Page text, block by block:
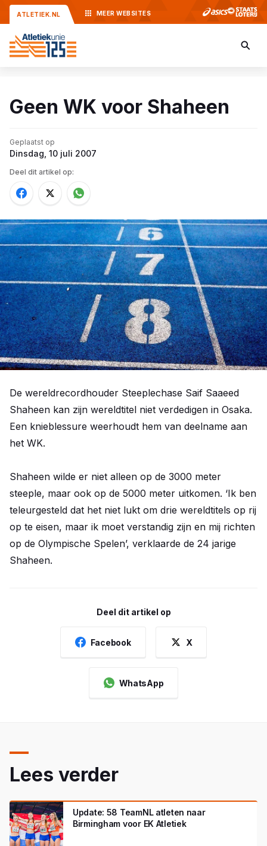
ATLETIEK.NL MEER WEBSITES
Geen WK voor Shaheen
Geplaatst op
Dinsdag, 10 juli 2007
Deel dit artikel op:
De wereldrecordhouder Steeplechase Saif Saaeed
Shaheen kan zijn wereldtitel niet verdedigen in Osaka.
Een knieblessure weerhoudt hem van deelname aan
het WK.
Shaheen wilde er niet alleen op de 3000 meter
steeple, maar ook op de 5000 meter uitkomen. ‘Ik ben
teleurgesteld dat het niet lukt om drie wereldtitels op rij
op te eisen, maar ik moet verstandig zijn en mij richten
op de Olympische Spelen’, verklaarde de 24 jarige
Shaheen.
Deel dit artikel op
Facebook X
WhatsApp
Lees verder
Update: 58 TeamNL atleten naar
Birmingham voor EK Atletiek